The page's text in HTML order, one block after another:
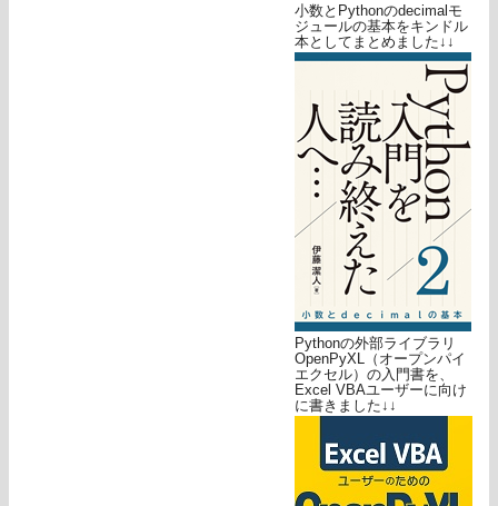
小数とPythonのdecimalモ
ジュールの基本をキンドル
本としてまとめました↓↓
Pythonの外部ライブラリ
OpenPyXL（オープンパイ
エクセル）の入門書を、
Excel VBAユーザーに向け
に書きました↓↓